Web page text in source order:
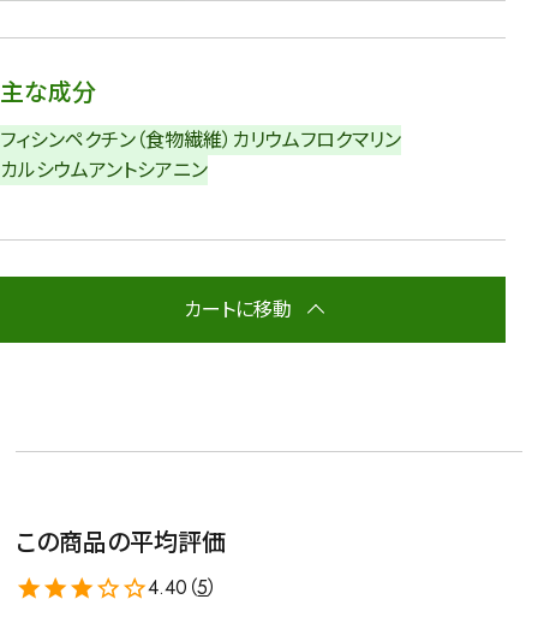
主な成分
フィシンペクチン（食物繊維） カリウムフロクマリン
カルシウムアントシアニン
カートに移動
この商品の平均評価
4.40（5）